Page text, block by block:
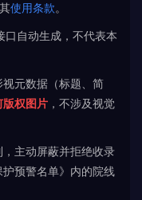
使用条款。
口自动生成，不代表本
视元数据（标题、简
版权图片 ，不涉及视觉
，主动屏蔽并拒绝收录
预警名单》内的院线